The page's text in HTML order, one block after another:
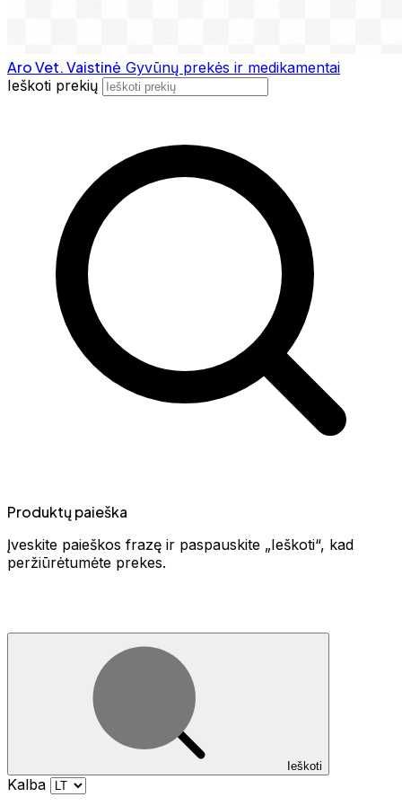
Aro Vet. Vaistinė Gyvūnų prekės ir medikamentai
Ieškoti prekių
Produktų paieška
Įveskite paieškos frazę ir paspauskite „Ieškoti“, kad
peržiūrėtumėte prekes.
Ieškoti
Kalba